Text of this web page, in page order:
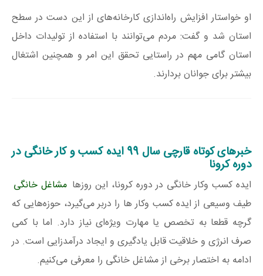
او خواستار افزایش راه‌اندازی کارخانه‌های از این دست در سطح
استان شد و گفت: مردم می‌توانند با استفاده از تولیدات داخل
استان گامی مهم در راستایی تحقق این امر و همچنین اشتغال
بیشتر برای جوانان بردارند.
خبرهای کوتاه قارچی سال 99 ایده کسب و کار خانگی در
دوره کرونا
ایده کسب وکار خانگی در دوره کرونا، این روزها مشاغل خانگی
طیف وسیعی از ایده کسب وکار ها را دربر می‌گیرد، حوزه‌هایی که
گرچه قطعا به تخصص یا مهارت ویژه‌ای نیاز دارد. اما با کمی
صرف انرژی و خلاقیت قابل یادگیری و ایجاد درآمدزایی است. در
ادامه به‌ اختصار برخی از مشاغل خانگی را معرفی می‌کنیم.